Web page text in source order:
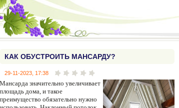
КАК ОБУСТРОИТЬ МАНСАРДУ?
29-11-2023, 17:38
Мансарда значительно увеличивает
площадь дома, и такое
преимущество обязательно нужно